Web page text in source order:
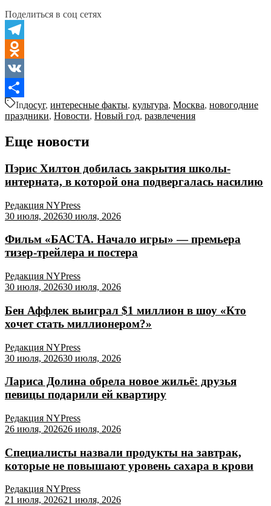
Поделиться в соц сетях
Telegram
Odnoklassniki
VK
Отправить
Inдосуг, интересные факты, культура, Москва, новогодние
праздники, Новости, Новый год, развлечения
Еще новости
Пэрис Хилтон добилась закрытия школы-
интерната, в которой она подвергалась насилию
Редакция NYPress
30 июля, 202630 июля, 2026
Фильм «БАСТА. Начало игры» — премьера
тизер-трейлера и постера
Редакция NYPress
30 июля, 202630 июля, 2026
Бен Аффлек выиграл $1 миллион в шоу «Кто
хочет стать миллионером?»
Редакция NYPress
30 июля, 202630 июля, 2026
Лариса Долина обрела новое жильё: друзья
певицы подарили ей квартиру
Редакция NYPress
26 июля, 202626 июля, 2026
Специалисты назвали продукты на завтрак,
которые не повышают уровень сахара в крови
Редакция NYPress
21 июля, 202621 июля, 2026